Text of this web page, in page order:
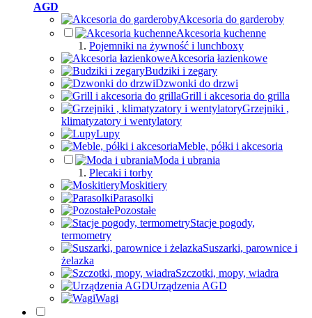
AGD
Akcesoria do garderoby
Akcesoria kuchenne
Pojemniki na żywność i lunchboxy
Akcesoria łazienkowe
Budziki i zegary
Dzwonki do drzwi
Grill i akcesoria do grilla
Grzejniki ,
klimatyzatory i wentylatory
Lupy
Meble, półki i akcesoria
Moda i ubrania
Plecaki i torby
Moskitiery
Parasolki
Pozostałe
Stacje pogody,
termometry
Suszarki, parownice i
żelazka
Szczotki, mopy, wiadra
Urządzenia AGD
Wagi